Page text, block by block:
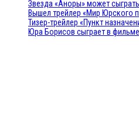
Звезда «Аноры» может
Вышел трейлер «Мир Юрского
Тизер-трейлер «Пункт
Юра Борисов сыграет в